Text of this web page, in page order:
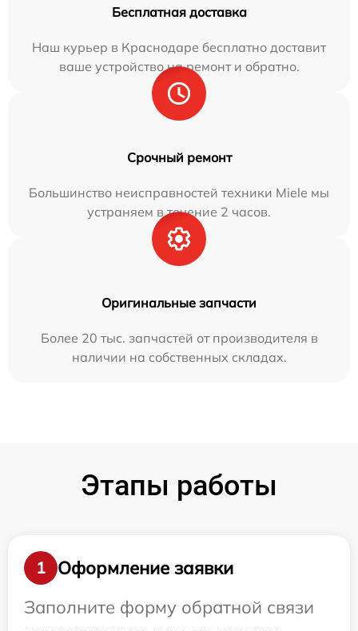
Бесплатная доставка
Наш курьер в Краснодаре бесплатно доставит
ваше устройство на ремонт и обратно.
Срочный ремонт
Большинство неисправностей техники Miele мы
устраняем в течение 2 часов.
Оригинальные запчасти
Более 20 тыс. запчастей от производителя в
наличии на собственных складах.
Этапы работы
1
Оформление заявки
Заполните форму обратной связи